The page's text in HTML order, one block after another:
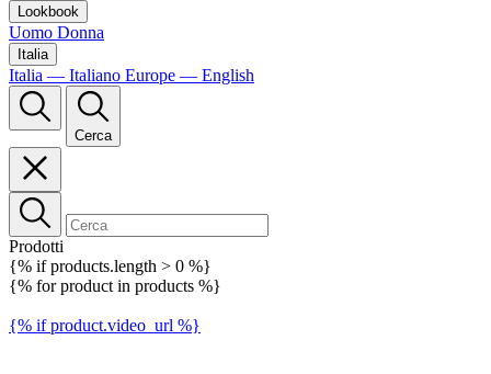
Lookbook
Uomo Donna
Italia
Italia — Italiano Europe — English
Cerca
Prodotti
{% if products.length > 0 %}
{% for product in products %}
{% if product.video_url %}